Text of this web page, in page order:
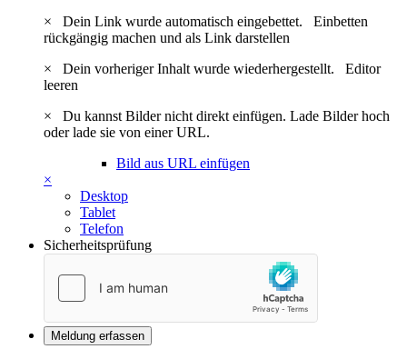
×
Dein Link wurde automatisch eingebettet. Einbetten
rückgängig machen und als Link darstellen
×
Dein vorheriger Inhalt wurde wiederhergestellt. Editor
leeren
×
Du kannst Bilder nicht direkt einfügen. Lade Bilder hoch
oder lade sie von einer URL.
Bild aus URL einfügen
×
Desktop
Tablet
Telefon
Sicherheitsprüfung
Meldung erfassen